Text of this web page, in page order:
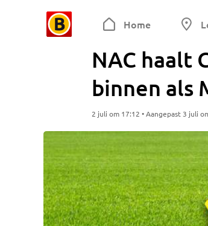
Home
NAC haalt
binnen als
2 juli om 17:12 • Aangepast 3 juli